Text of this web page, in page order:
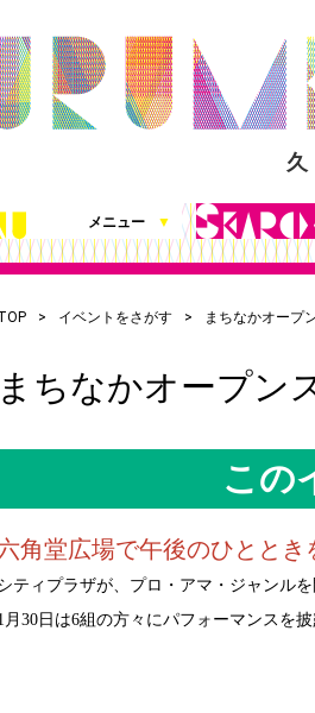
メニュー ▼
ィプラザとは
360度パノラマビュー）
る
料、書類ダウンロード）
用・撮影の届出
売情報
取組
ザ応援プロジェクト
イベントをさがす まちなかオープ
まちなかオープン
この
角堂広場で午後のひととき
ティプラザが、プロ・アマ・ジャンル
月30日は6組の方々にパフォーマンスを